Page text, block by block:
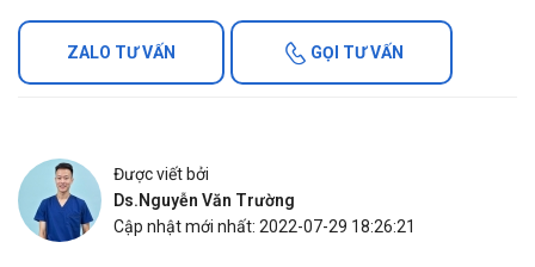
ZALO TƯ VẤN GỌI TƯ VẤN
Được viết bởi
Ds.Nguyễn Văn Trường
Cập nhật mới nhất: 2022-07-29 18:26:21